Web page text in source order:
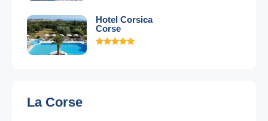
Hotel Corsica
Corse
La Corse